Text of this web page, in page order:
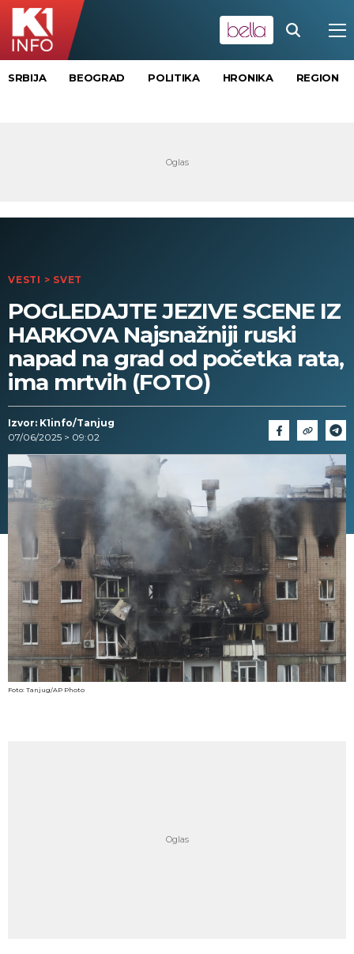
SRBIJA BEOGRAD POLITIKA HRONIKA REGION
VESTI > SVET
POGLEDAJTE JEZIVE SCENE IZ
HARKOVA Najsnažniji ruski
napad na grad od početka rata,
ima mrtvih (FOTO)
Izvor: K1info/Tanjug
07/06/2025 > 09:02
Foto: Tanjug/AP Photo